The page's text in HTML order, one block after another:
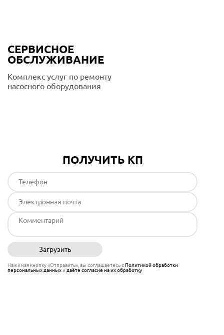
СЕРВИСНОЕ
ОБСЛУЖИВАНИЕ
Комплекс услуг по ремонту
насосного оборудования
ПОЛУЧИТЬ КП
Загрузить
Нажимая кнопку «Отправить», вы соглашаетесь сПолитикой обработки
персональных данныхи даёте согласие на их обработку